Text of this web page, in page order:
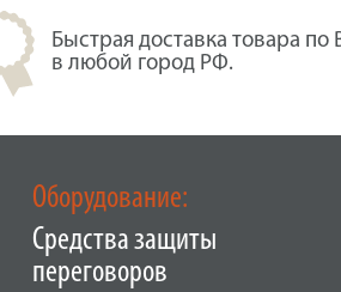
Быстрая доставка товара
в любой город РФ.
Оборудование:
Средства защиты
переговоров